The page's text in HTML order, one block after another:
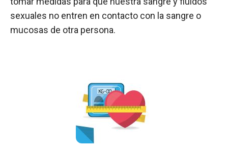
sexuales no entren en contacto con la sangre o
mucosas de otra persona.